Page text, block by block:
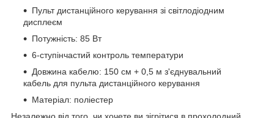
Пульт дистанційного керування зі світлодіодним
дисплеєм
Потужність: 85 Вт
6-ступінчастий контроль температури
Довжина кабелю: 150 см + 0,5 м з'єднувальний
кабель для пульта дистанційного керування
Матеріал: поліестер